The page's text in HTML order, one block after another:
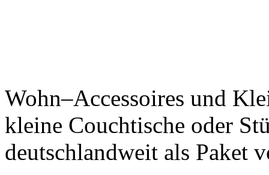
Wohn–Accessoires und
kleine Couchtische oder
deutschlandweit als Paket